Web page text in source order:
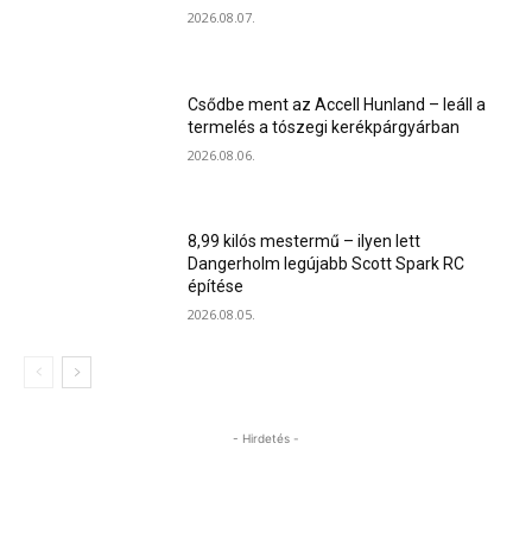
2026.08.07.
Csődbe ment az Accell Hunland – leáll a
termelés a tószegi kerékpárgyárban
2026.08.06.
8,99 kilós mestermű – ilyen lett
Dangerholm legújabb Scott Spark RC
építése
2026.08.05.
- Hirdetés -